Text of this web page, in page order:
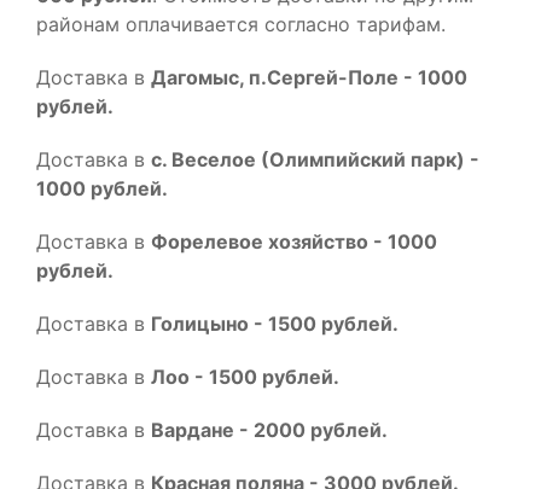
районам оплачивается согласно тарифам.
Доставка в Дагомыс, п.Сергей-Поле - 1000
рублей.
Доставка в с. Веселое (Олимпийский парк) -
1000 рублей.
Доставка в Форелевое хозяйство - 1000
рублей.
Доставка в Голицыно - 1500 рублей.
Доставка в Лоо - 1500 рублей.
Доставка в Вардане - 2000 рублей.
Доставка в Красная поляна - 3000 рублей.